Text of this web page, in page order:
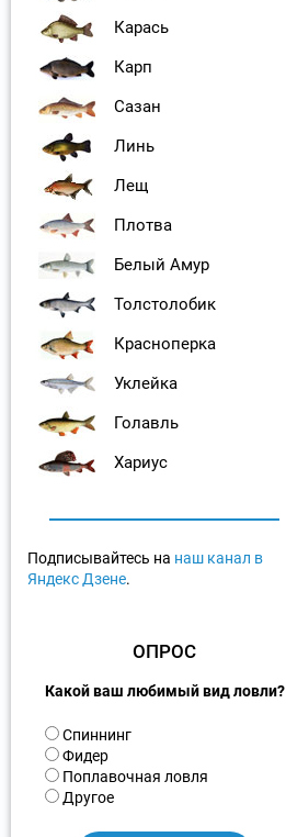
Карась
Карп
Сазан
Линь
Лещ
Плотва
Белый Амур
Толстолобик
Красноперка
Уклейка
Голавль
Хариус
Подписывайтесь на наш канал в
Яндекс Дзене.
ОПРОС
Какой ваш любимый вид ловли?
В
а
р
и
Спиннинг
Фидер
Поплавочная ловля
Другое